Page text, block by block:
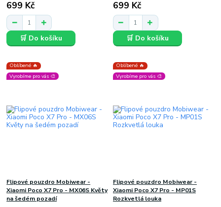
699 Kč
🛒 Do košíku
699 Kč
🛒 Do košíku
Oblíbené 🔥
Vyrobíme pro vás 🎨
Flipové pouzdro Mobiwear -
Xiaomi Poco X7 Pro - MX06S Květy
na šedém pozadí
Oblíbené 🔥
Vyrobíme pro vás 🎨
Flipové pouzdro Mobiwear -
Xiaomi Poco X7 Pro - MP01S
Rozkvetlá louka